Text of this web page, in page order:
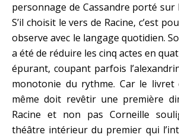
personnage de Cassandre porté sur
S’il choisit le vers de Racine, c’est
observe avec le langage quotidien.
a été de réduire les cinq actes en
épurant, coupant parfois
monotonie du rythme. Car le livret
même doit revêtir une première
Racine et non pas Corneille
théâtre intérieur du premier qui